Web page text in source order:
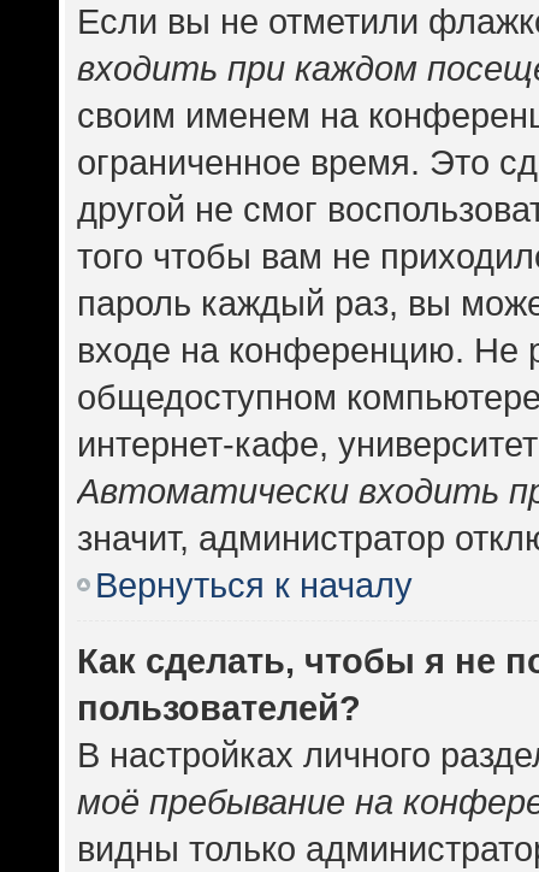
Если вы не отметили
входить при каждом
своим именем на
ограниченное время. Это
другой не смог
того чтобы вам не
пароль каждый раз, вы
входе на конференцию. Не
общедоступном
интернет-кафе,
Автоматически входить
значит, администратор
Вернуться к началу
Как сделать, чтобы я не
пользователей?
В настройках личного
моё пребывание на
видны только